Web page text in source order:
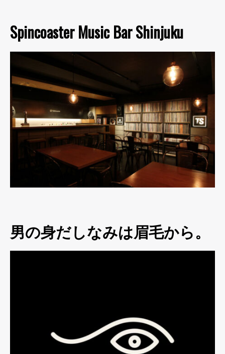
Spincoaster Music Bar Shinjuku
男の身だしなみは眉毛から。